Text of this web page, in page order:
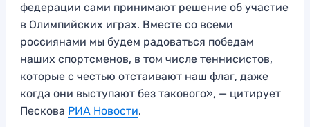
федерации сами принимают решение об участие
в Олимпийских играх. Вместе со всеми
россиянами мы будем радоваться победам
наших спортсменов, в том числе теннисистов,
которые с честью отстаивают наш флаг, даже
когда они выступают без такового», — цитирует
Пескова РИА Новости.